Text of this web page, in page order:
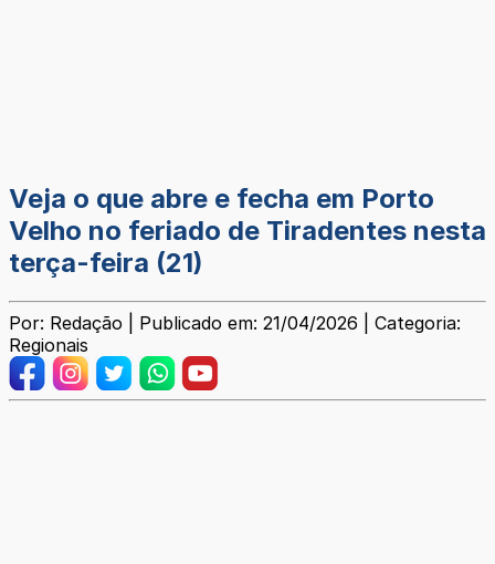
Veja o que abre e fecha em Porto
Velho no feriado de Tiradentes nesta
terça-feira (21)
Por: Redação | Publicado em: 21/04/2026 | Categoria:
Regionais